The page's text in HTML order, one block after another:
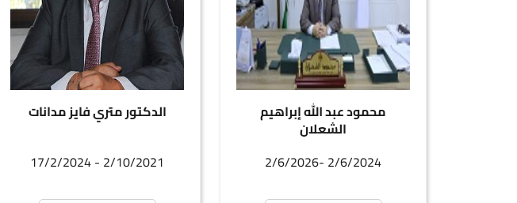
محمود عبد الله إبراهيم
الشعلان
2/6/2024 -2/6/2026
الدكتور متري فايز مدانات
2/10/2021 - 17/2/2024